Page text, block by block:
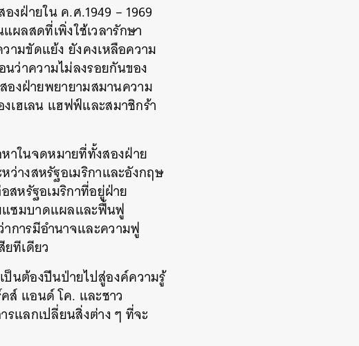
งฝ่ายในค.ศ.1949 – 1969
แผลสดที่เพิ่งใช้เวลารักษา
ามขัดแย้ง ยังคงเหลือความ
ว่าความไม่ลงรอยกันของ
สองฝ่ายพยายามสมานความ
เฮเลน แฮฟฟ์และสมาชิกร้า
าในจดหมายที่ทั้งสองฝ่าย
างสหรัฐอเมริกาและอังกฤษ
หรัฐอเมริกาที่อยู่ฝ่าย
แซมบาดแผลและฟื้นฟู
าการมีอำนาจและความฟู
ทีเดียว
ป็นต้องปีนป่ายไปสู่องค์ความรู้
ส์ แอนด์โค. และชาว
รแลกเปลี่ยนสิ่งต่างๆ ที่จะ